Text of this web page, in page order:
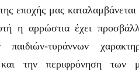
εποχής μας
η αρρώστια έχει
παιδιών-τυράννων
και την περιφρόνηση των